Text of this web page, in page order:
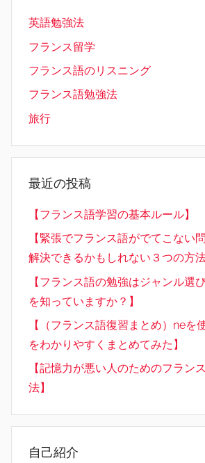
英語勉強法
フランス留学
フランス語のリスニング
フランス語勉強法
旅行
最近の投稿
【フランス語学習の基本ルール】
【緊張でフランス語がでてこない
解決できるかもしれない３つの方法
【フランス語の勉強はジャンル選
を知っていますか？】
【（フランス語復習まとめ）neを
をわかりやすくまとめてみた】
【記憶力が悪い人のためのフラン
法】
自己紹介